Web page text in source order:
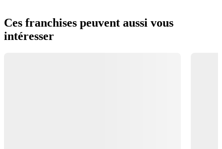
Ces franchises peuvent aussi vous
intéresser